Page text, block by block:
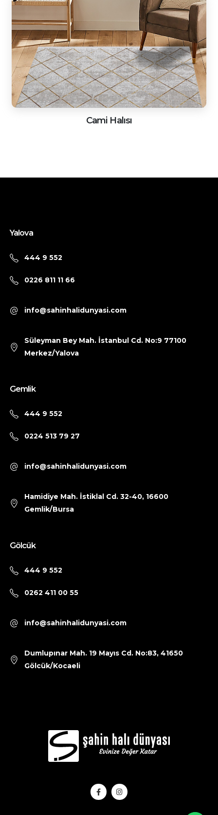
Cami Halısı
Yalova
444 9 552
0226 811 11 66
info@sahinhalidunyasi.com
Süleyman Bey Mah. İstanbul Cd. No:9 77100
Merkez/Yalova
Gemlik
444 9 552
0224 513 79 27
info@sahinhalidunyasi.com
Hamidiye Mah. İstiklal Cd. 32-40, 16600
Gemlik/Bursa
Gölcük
444 9 552
0262 411 00 55
info@sahinhalidunyasi.com
Dumlupınar Mah. 19 Mayıs Cd. No:83, 41650
Gölcük/Kocaeli